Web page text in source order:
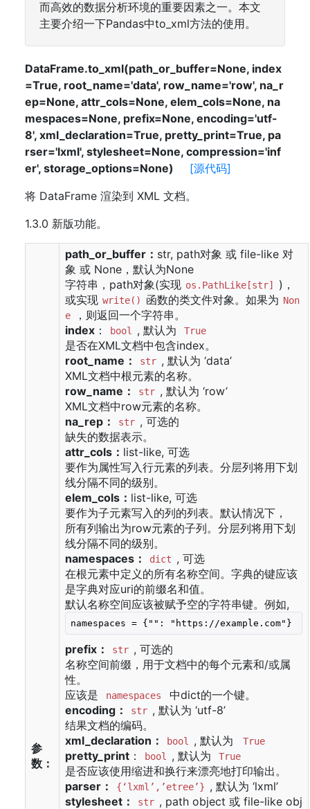
而高效的数据分析环境的重要因素之一。本文
主要介绍一下Pandas中to_xml方法的使用。
DataFrame.to_xml(path_or_buffer=None, index
=True, root_name='data', row_name='row', na_r
ep=None, attr_cols=None, elem_cols=None, na
mespaces=None, prefix=None, encoding='utf-
8', xml_declaration=True, pretty_print=True, pa
rser='lxml', stylesheet=None, compression='inf
er', storage_options=None)
[源代码]
将 DataFrame 渲染到 XML 文档。
1.3.0 新版功能。
参
数：
path_or_buffer： str, path对象 或 file-like 对
象 或 None，默认为None
字符串，path对象(实现 os.PathLike[str]
)，
或实现 write() 函数的类文件对象。如果为 Non
e
，则返回一个字符串。
index ： bool , 默认为 True
是否在XML文档中包含index。
root_name：
str , 默认为 ‘data’
XML文档中根元素的名称。
row_name：
str , 默认为 ‘row’
XML文档中row元素的名称。
na_rep：
str , 可选的
缺失的数据表示。
attr_cols： list-like, 可选
要作为属性写入行元素的列表。分层列将用下划
线分隔不同的级别。
elem_cols： list-like, 可选
要作为子元素写入的列的列表。默认情况下，
所有列输出为row元素的子列。分层列将用下划
线分隔不同的级别。
namespaces：
dict , 可选
在根元素中定义的所有名称空间。字典的键应该
是字典对应uri的前缀名和值。
默认名称空间应该被赋予空的字符串键。例如,
namespaces = {"": "https://example.com"}
prefix： str , 可选的
名称空间前缀，用于文档中的每个元素和/或属
性。
应该是
namespaces
中dict的一个键。
encoding：
str , 默认为 ‘utf-8’
结果文档的编码。
xml_declaration：
bool , 默认为 True
pretty_print ： bool , 默认为 True
是否应该使用缩进和换行来漂亮地打印输出。
parser：
{‘lxml’,’etree’} , 默认为 ‘lxml’
stylesheet：
str , path object 或 file-like obj